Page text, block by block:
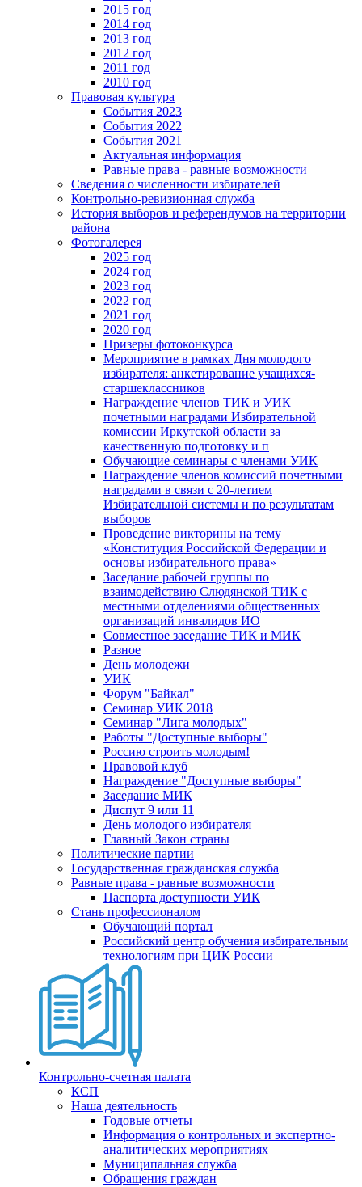
2015 год
2014 год
2013 год
2012 год
2011 год
2010 год
Правовая культура
События 2023
События 2022
События 2021
Актуальная информация
Равные права - равные возможности
Сведения о численности избирателей
Контрольно-ревизионная служба
История выборов и референдумов на территории
района
Фотогалерея
2025 год
2024 год
2023 год
2022 год
2021 год
2020 год
Призеры фотоконкурса
Мероприятие в рамках Дня молодого
избирателя: анкетирование учащихся-
старшеклассников
Награждение членов ТИК и УИК
почетными наградами Избирательной
комиссии Иркутской области за
качественную подготовку и п
Обучающие семинары с членами УИК
Награждение членов комиссий почетными
наградами в связи с 20-летием
Избирательной системы и по результатам
выборов
Проведение викторины на тему
«Конституция Российской Федерации и
основы избирательного права»
Заседание рабочей группы по
взаимодействию Слюдянской ТИК с
местными отделениями общественных
организаций инвалидов ИО
Совместное заседание ТИК и МИК
Разное
День молодежи
УИК
Форум "Байкал"
Семинар УИК 2018
Семинар "Лига молодых"
Работы "Доступные выборы"
Россию строить молодым!
Правовой клуб
Награждение "Доступные выборы"
Заседание МИК
Диспут 9 или 11
День молодого избирателя
Главный Закон страны
Политические партии
Государственная гражданская служба
Равные права - равные возможности
Паспорта доступности УИК
Стань профессионалом
Обучающий портал
Российский центр обучения избирательным
технологиям при ЦИК России
Контрольно-счетная палата
КСП
Наша деятельность
Годовые отчеты
Информация о контрольных и экспертно-
аналитических мероприятиях
Муниципальная служба
Обращения граждан